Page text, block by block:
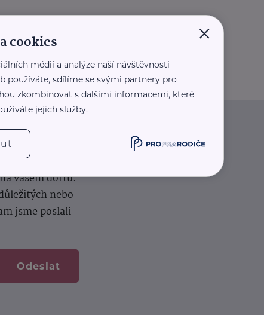
vašem dortu.
nebo
jsme poslali
Odeslat
×
cookies
médií a analýze naší návštěvnosti
používáte, sdílíme se svými partnery pro
zkombinovat s dalšími informacemi, které
jejich služby.